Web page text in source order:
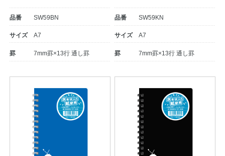
English
教職員の皆さまへ
品番 SW59BN
サイズ A7
罫 7mm罫×13行 通し罫
品番 SW59KN
サイズ A7
罫 7mm罫×13行 通し罫